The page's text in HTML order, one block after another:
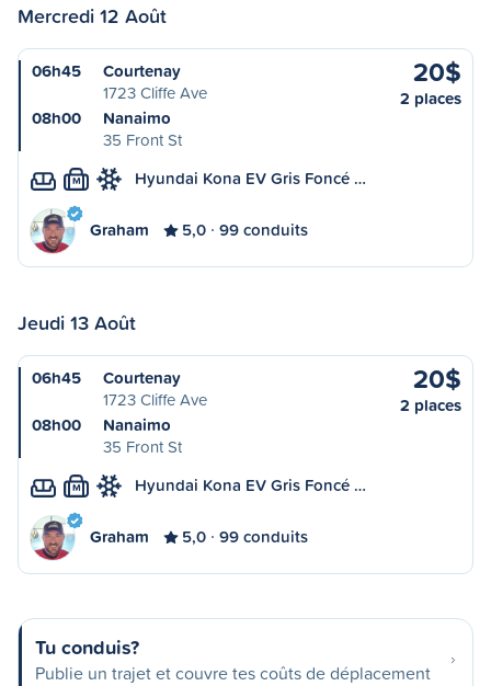
Mercredi 12 Août
06h45
Courtenay
1723 Cliffe Ave
08h00
Nanaimo
35 Front St
20$
2 places
M Hyundai Kona EV Gris Foncé …
Graham 5,0 99 conduits
Jeudi 13 Août
06h45
Courtenay
1723 Cliffe Ave
08h00
Nanaimo
35 Front St
20$
2 places
M Hyundai Kona EV Gris Foncé …
Graham 5,0 99 conduits
Tu conduis?
Publie un trajet et couvre tes coûts de déplacement